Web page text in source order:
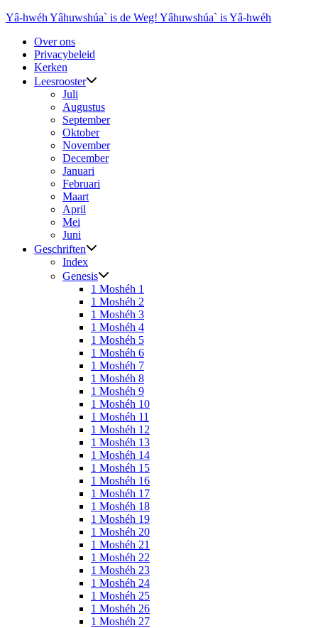
Ga
inhoud
Yâ-hwéh Yâhuwshúa` is de Weg! Yâhuwshúa` is Yâ-hwéh
Over ons
Privacybeleid
Kerken
Leesrooster
Juli
Augustus
September
Oktober
November
December
Januari
Februari
Maart
April
Mei
Juni
Geschriften
Index
Genesis
1 Moshéh 1
1 Moshéh 2
1 Moshéh 3
1 Moshéh 4
1 Moshéh 5
1 Moshéh 6
1 Moshéh 7
1 Moshéh 8
1 Moshéh 9
1 Moshéh 10
1 Moshéh 11
1 Moshéh 12
1 Moshéh 13
1 Moshéh 14
1 Moshéh 15
1 Moshéh 16
1 Moshéh 17
1 Moshéh 18
1 Moshéh 19
1 Moshéh 20
1 Moshéh 21
1 Moshéh 22
1 Moshéh 23
1 Moshéh 24
1 Moshéh 25
1 Moshéh 26
1 Moshéh 27